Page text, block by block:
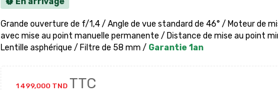
Grande ouverture de f/1,4 / Angle de vue standard de 46° / Moteur de
avec mise au point manuelle permanente / Distance de mise au point
Lentille asphérique / Filtre de 58 mm / Garantie 1an
1 499,000 TND TTC